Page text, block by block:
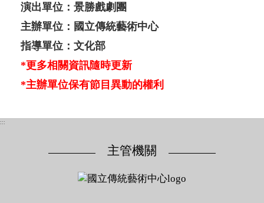
演出單位：景勝戲劇團
主辦單位：國立傳統藝術中心
指導單位：文化部
*更多相關資訊隨時更新
*主辦單位保有節目異動的權利
:::
主管機關